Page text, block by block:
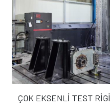
ÇOK EKSENLİ TEST RİGİ